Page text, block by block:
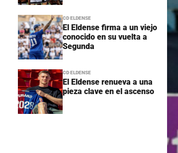
CD ELDENSE
El Eldense firma a un viejo
conocido en su vuelta a
Segunda
CD ELDENSE
El Eldense renueva a una
pieza clave en el ascenso